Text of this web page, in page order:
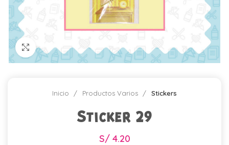
Click para agrandar
Inicio Productos Varios Stickers
Sticker 29
S/4.20